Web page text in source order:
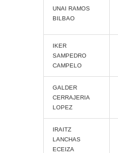
UNAI RAMOS
BILBAO
IKER
SAMPEDRO
CAMPELO
GALDER
CERRAJERIA
LOPEZ
IRAITZ
LANCHAS
ECEIZA